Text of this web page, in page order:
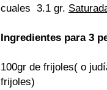
cuales 3.1 gr.
Ingredientes para 3
100gr de frijoles( o
frijoles)